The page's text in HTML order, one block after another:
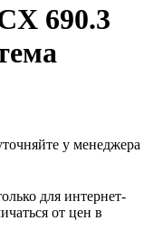
690.3
у менеджера
для интернет-
от цен в